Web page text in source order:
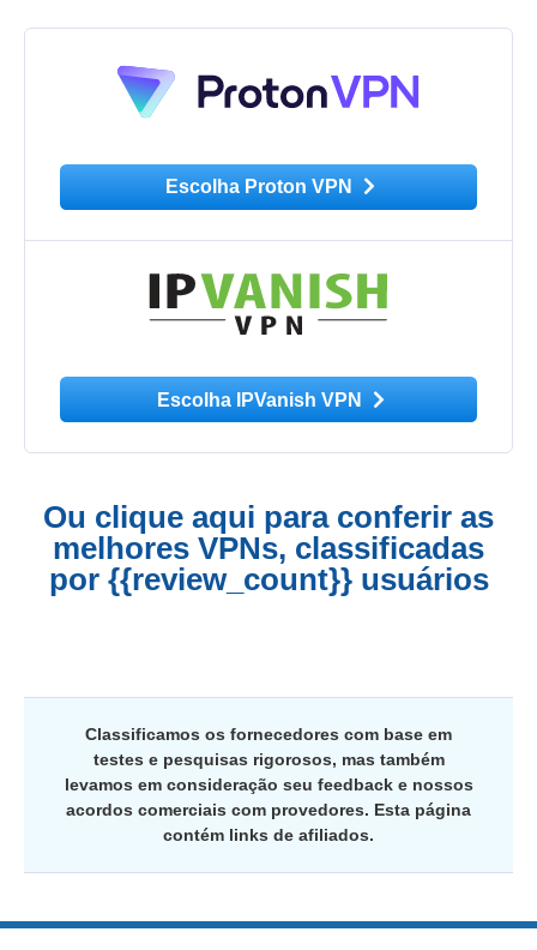
Escolha Proton VPN
Escolha IPVanish VPN
Ou clique aqui para conferir as
melhores VPNs, classificadas
por {{review_count}} usuários
Classificamos os fornecedores com base em
testes e pesquisas rigorosos, mas também
levamos em consideração seu feedback e nossos
acordos comerciais com provedores. Esta página
contém links de afiliados.